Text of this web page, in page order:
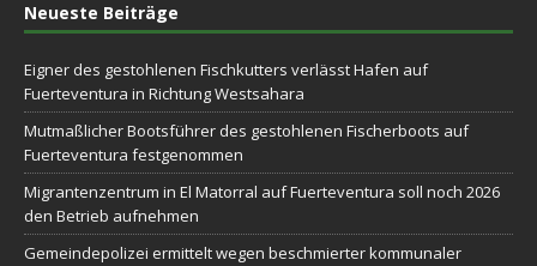
Neueste Beiträge
Eigner des gestohlenen Fischkutters verlässt Hafen auf
Fuerteventura in Richtung Westsahara
Mutmaßlicher Bootsführer des gestohlenen Fischerboots auf
Fuerteventura festgenommen
Migrantenzentrum in El Matorral auf Fuerteventura soll noch 2026
den Betrieb aufnehmen
Gemeindepolizei ermittelt wegen beschmierter kommunaler